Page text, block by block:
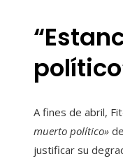
A fines de abril,
muerto político»
justificar su